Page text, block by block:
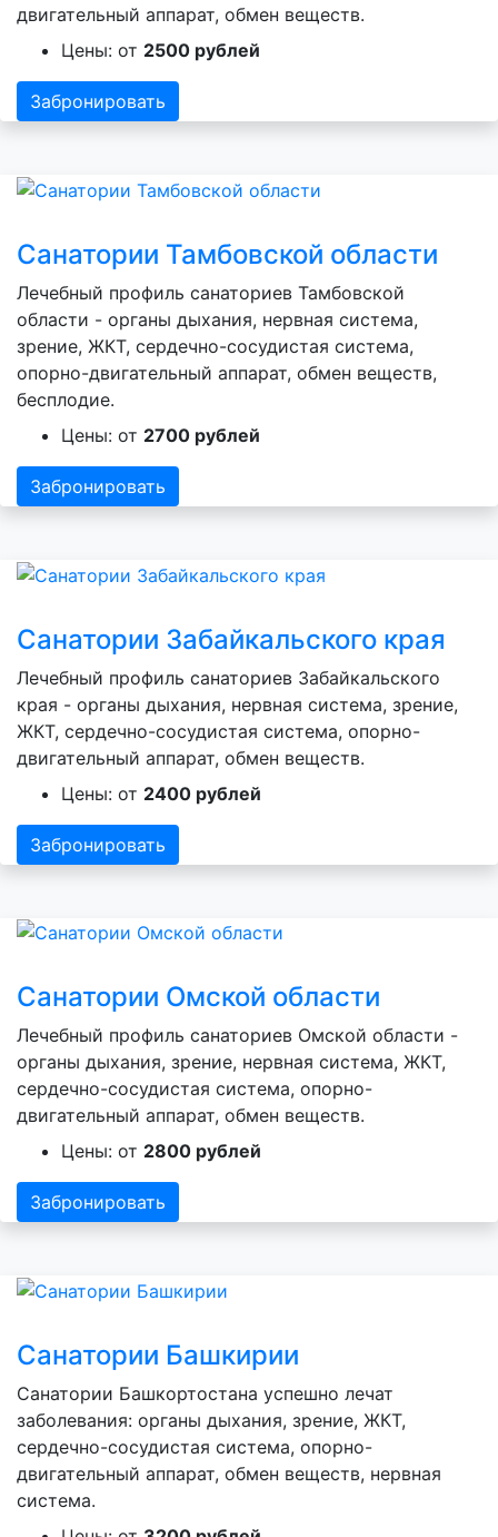
двигательный аппарат, обмен веществ.
Цены: от 2500 рублей
Забронировать
Санатории Тамбовской области
Лечебный профиль санаториев Тамбовской
области - органы дыхания, нервная система,
зрение, ЖКТ, сердечно-сосудистая система,
опорно-двигательный аппарат, обмен веществ,
бесплодие.
Цены: от 2700 рублей
Забронировать
Санатории Забайкальского края
Лечебный профиль санаториев Забайкальского
края - органы дыхания, нервная система, зрение,
ЖКТ, сердечно-сосудистая система, опорно-
двигательный аппарат, обмен веществ.
Цены: от 2400 рублей
Забронировать
Санатории Омской области
Лечебный профиль санаториев Омской области -
органы дыхания, зрение, нервная система, ЖКТ,
сердечно-сосудистая система, опорно-
двигательный аппарат, обмен веществ.
Цены: от 2800 рублей
Забронировать
Санатории Башкирии
Санатории Башкортостана успешно лечат
заболевания: органы дыхания, зрение, ЖКТ,
сердечно-сосудистая система, опорно-
двигательный аппарат, обмен веществ, нервная
система.